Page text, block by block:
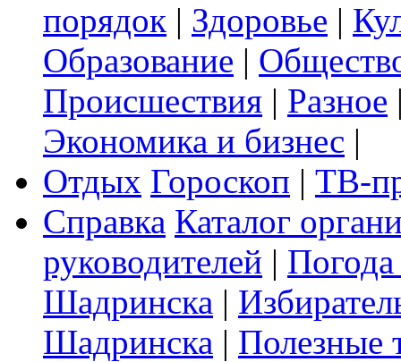
порядок | Здоровье |
Образование |
Происшествия | Разное
Экономика и бизнес |
Отдых Гороскоп | ТВ-
Справка Каталог
руководителей |
Шадринска |
Шадринска | Полезные